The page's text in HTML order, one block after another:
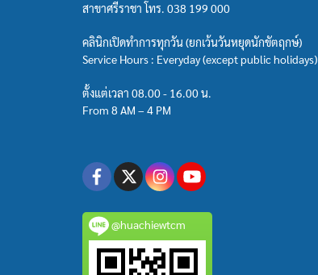
สาขาศรีราชา โทร. 038 199 000
คลินิกเปิดทำการทุกวัน (ยกเว้นวันหยุดนักขัตฤกษ์)
Service Hours : Everyday (except public holidays)
ตั้งแต่เวลา 08.00 - 16.00 น.
From 8 AM – 4 PM
@huachiewtcm